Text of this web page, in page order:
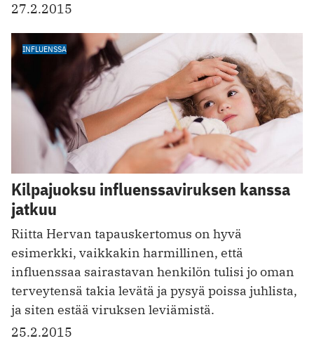
27.2.2015
INFLUENSSA
Kilpajuoksu influenssaviruksen kanssa
jatkuu
Riitta Hervan tapauskertomus on hyvä
esimerkki, vaikkakin harmillinen, että
influenssaa sairastavan henkilön tulisi jo oman
terveytensä takia levätä ja pysyä poissa juhlista,
ja siten estää viruksen leviämistä.
25.2.2015